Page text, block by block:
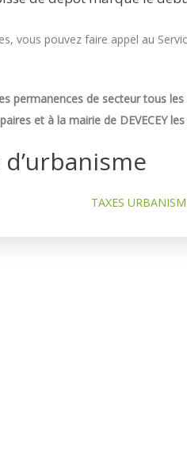
vous pouvez faire appel au
permanences de secteur tous
et à la mairie de DEVECEY
TAXES